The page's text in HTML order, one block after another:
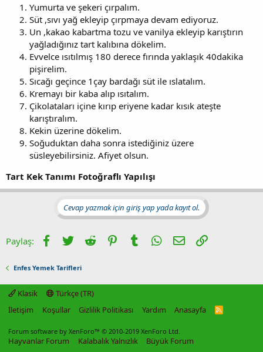
Yumurta ve şekeri çırpalım.
Süt ,sıvı yağ ekleyip çırpmaya devam ediyoruz.
Un ,kakao kabartma tozu ve vanilya ekleyip karıştırın
yağladığınız tart kalıbına dökelim.
Evvelce ısıtılmış 180 derece fırında yaklaşık 40dakika
pişirelim.
Sıcağı geçince 1çay bardağı süt ile ıslatalım.
Kremayı bir kaba alıp ısıtalım.
Çikolataları içine kırıp eriyene kadar kısık ateşte
karıştıralım.
Kekin üzerine dökelim.
Soğuduktan daha sonra istediğiniz üzere
süsleyebilirsiniz. Afiyet olsun.
Tart Kek Tanımı Fotoğraflı Yapılışı
Cevap yazmak için giriş yap yada kayıt ol.
Paylaş: Facebook
TwitterReddit PinterestTumblrWhatsApp
E-postaLink
Enfes Yemek Tarifleri
Klasik
Türkçe (TR)
İletişim
Koşullar Gizlilik Politikası Yardım Anasayfa
R
Forum software by XenForo™ © 2010-2019 XenForo Ltd.
Hayvanlar Forum Kalabalık Yalnızlık Büyük Forum